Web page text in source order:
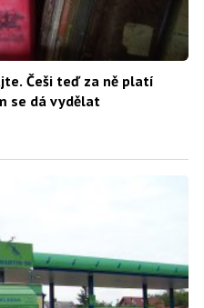
Češi teď za ně platí
se dá vydělat